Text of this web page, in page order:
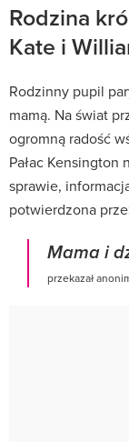
Rodzina
Kate i
Rodzinny pupil
mamą. Na świat
ogromną radość
Pałac
sprawie,
potwierdzona
Mama i
przekazał